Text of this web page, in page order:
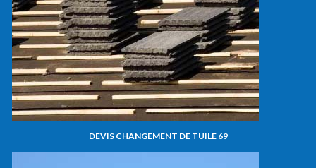
DEVIS CHANGEMENT DE TUILE 69